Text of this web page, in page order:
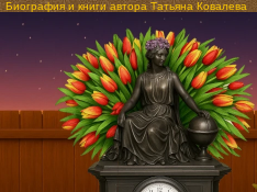
Биография и книги автора Татьяна Ковалева